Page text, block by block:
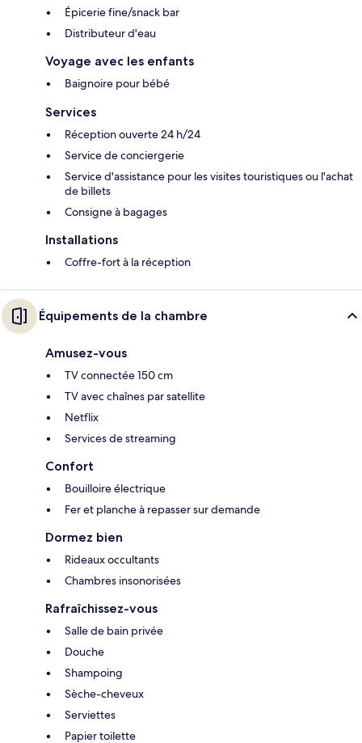
Épicerie fine/snack bar
Distributeur d'eau
Voyage avec les enfants
Baignoire pour bébé
Services
Réception ouverte 24 h/24
Service de conciergerie
Service d'assistance pour les visites touristiques ou l'achat
de billets
Consigne à bagages
Installations
Coffre-fort à la réception
Équipements de la chambre
Amusez-vous
TV connectée 150 cm
TV avec chaînes par satellite
Netflix
Services de streaming
Confort
Bouilloire électrique
Fer et planche à repasser sur demande
Dormez bien
Rideaux occultants
Chambres insonorisées
Rafraîchissez-vous
Salle de bain privée
Douche
Shampoing
Sèche-cheveux
Serviettes
Papier toilette